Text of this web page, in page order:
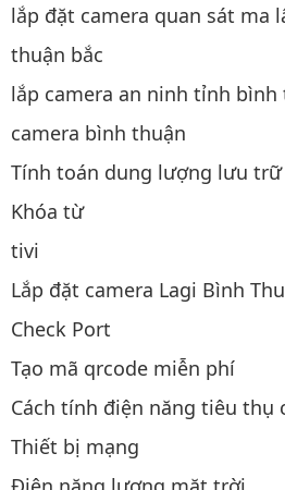
lắp đặt camera quan sát ma
thuận bắc
lắp camera an ninh tỉnh bình
camera bình thuận
Tính toán dung lượng lưu trữ
Khóa từ
tivi
Lắp đặt camera Lagi Bình
Check Port
Tạo mã qrcode miễn phí
Cách tính điện năng tiêu thụ
Thiết bị mạng